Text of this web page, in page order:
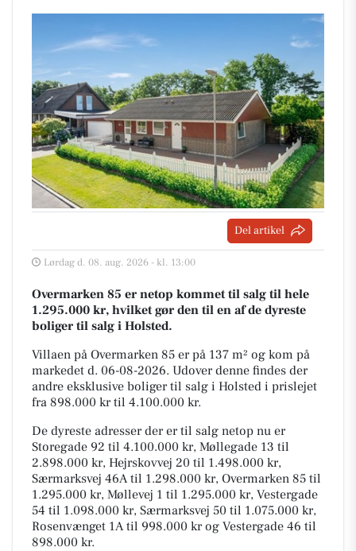
Del artikel
Lørdag d. 08. aug. 2026 - kl. 13:00
Overmarken 85 er netop kommet til salg til hele
1.295.000 kr, hvilket gør den til en af de dyreste
boliger til salg i Holsted.
Villaen på Overmarken 85 er på 137 m² og kom på
markedet d. 06-08-2026. Udover denne findes der
andre eksklusive boliger til salg i Holsted i prislejet
fra 898.000 kr til 4.100.000 kr.
De dyreste adresser der er til salg netop nu er
Storegade 92 til 4.100.000 kr, Møllegade 13 til
2.898.000 kr, Hejrskovvej 20 til 1.498.000 kr,
Særmarksvej 46A til 1.298.000 kr, Overmarken 85 til
1.295.000 kr, Møllevej 1 til 1.295.000 kr, Vestergade
54 til 1.098.000 kr, Særmarksvej 50 til 1.075.000 kr,
Rosenvænget 1A til 998.000 kr og Vestergade 46 til
898.000 kr.